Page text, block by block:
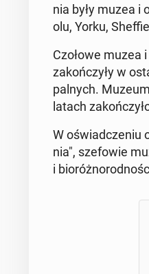
nia były muzea i
olu, Yorku,
Czołowe muzea
za­koń­czy­ły w
pal­nych.
latach
W oświad­cze­niu
nia", sze­fo­wie
i